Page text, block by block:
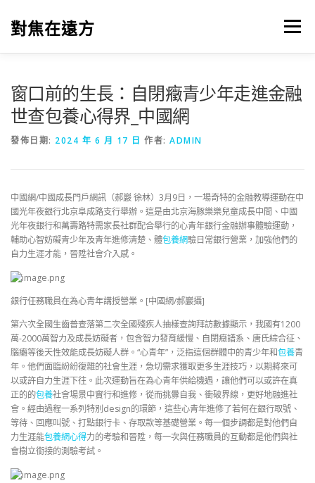
對焦在遠方 選單
窗口前的生長：自閉癥青少年走進金融
世查包養心得界_中國網
發佈日期: 2024 年 6 月 17 日 作者: ADMIN
中國網/中國成長門戶網訊（郝巖 徐林）3月9日，一場奇特的金融教導運動在中
國光年夜銀行北京阜成路支行舉辦。這是由北京海豚樂樂兒童成長中間、中國
光年夜銀行和萬壽路特需家長社群配合舉行的心青年銀行金融辦事體驗運動，
輔助心智妨礙青少年及青年進修清楚、體包養網驗日常銀行營業，加強他們的
自力生涯才能，晉陞社會介入感。
銀行任務職員在為心青年講授營業。[中國網/郝巖攝]
第六次全國生齒普查落第二次全國殘疾人抽樣查詢拜訪數據顯示，我國有1200
萬-2000萬智力及成長妨礙者，包含智力發育緩慢、自閉癥譜系、唐氏綜合征、
腦癱等後天性效能成長妨礙人群。“心青年”，泛指這個群體中的青少年和包養青
年。他們面臨紛紛復雜的社會生涯，急切需求獲取更多生涯技巧，以期將來可
以或許自力生涯下往。此次運動旨在為心青年供給機遇，讓他們可以或許在真
正的的包養社會場景中實行和進修，從而挑釁自我、衝破界線，更好地融進社
會。經由過程一系列特別design的環節，這些心青年進修了若何在銀行取號、
等待、回應叫號、打點銀行卡、存取款等基礎營業。每一個步調都是對他們自
力生涯能包養網心得力的考驗和晉陞，每一次與任務職員的互動都是他們與社
會樹立銜接的測驗考試。